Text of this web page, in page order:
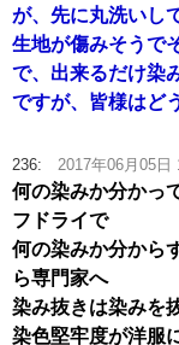
が、先に丸洗いし
生地が傷みそうで
で、出来るだけ染
ですが、皆様はど
236: 2017年06月05日
何の染みか分かっ
フドライで
何の染みか分から
ら専門家へ
染み抜きは染みを
染色堅牢度が洋服